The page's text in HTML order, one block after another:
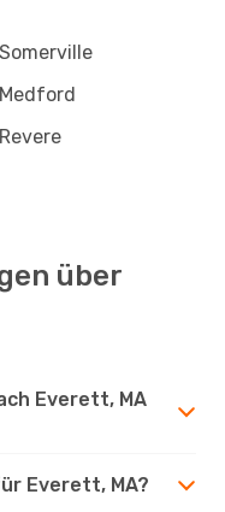
Somerville
Medford
Revere
über
Everett, MA
Everett, MA?